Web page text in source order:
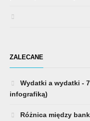
ZALECANE
Wydatki a wydatki -
infografiką)
Różnica między